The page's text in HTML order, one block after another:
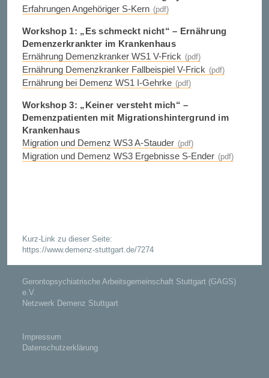
Erfahrungen Angehöriger S-Kern
Workshop 1: „Es schmeckt nicht“ – Ernährung
Demenzerkrankter im Krankenhaus
Ernährung Demenzkranker WS1 V-Frick
Ernährung Demenzkranker Fallbeispiel V-Frick
Ernährung bei Demenz WS1 I-Gehrke
Workshop 3: „Keiner versteht mich“ –
Demenzpatienten mit Migrationshintergrund im
Krankenhaus
Migration und Demenz WS3 A-Stauder
Migration und Demenz WS3 Ergebnisse S-Ender
Kurz-Link zu dieser Seite:
https://www.demenz-stuttgart.de/7274
Gerontopsychiatrische Arbeitsgemeinschaft Stuttgart (GAGS)
e.V.
Netzwerk Demenz Stuttgart
Impressum
Datenschutzerklärung